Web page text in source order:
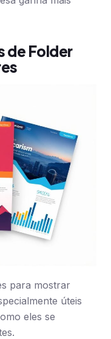
de Folder
para mostrar
úteis
eles se